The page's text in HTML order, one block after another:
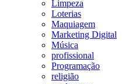
Limpeza
Loterias
Maquiagem
Marketing Digital
Música
profissional
Programação
religião